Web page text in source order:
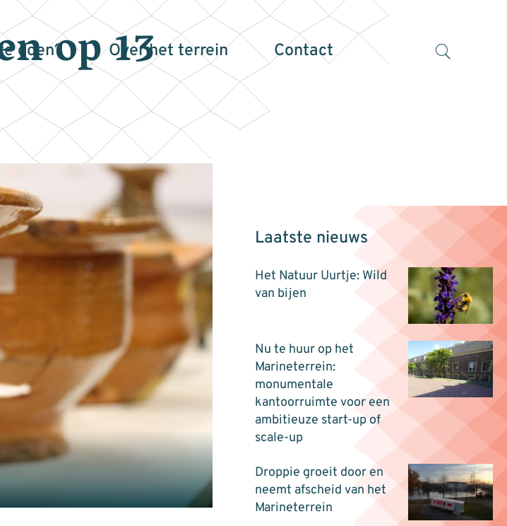
doen? Over het terrein Contact
op 13
Laatste nieuws
Het Natuur Uurtje: Wild
van bijen
Nu te huur op het
Marineterrein:
monumentale
kantoorruimte voor een
ambitieuze start-up of
scale-up
Droppie groeit door en
neemt afscheid van het
Marineterrein